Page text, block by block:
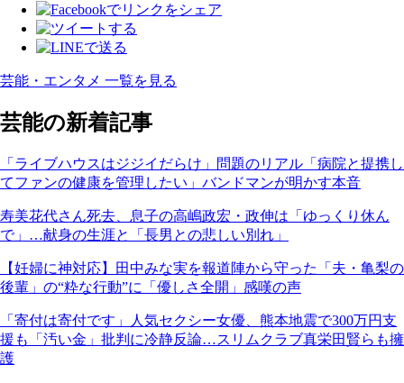
芸能・エンタメ 一覧を見る
芸能の新着記事
「ライブハウスはジジイだらけ」問題のリアル「病院と提携し
てファンの健康を管理したい」バンドマンが明かす本音
寿美花代さん死去、息子の高嶋政宏・政伸は「ゆっくり休ん
で」…献身の生涯と「長男との悲しい別れ」
【妊婦に神対応】田中みな実を報道陣から守った「夫・亀梨の
後輩」の“粋な行動”に「優しさ全開」感嘆の声
「寄付は寄付です」人気セクシー女優、熊本地震で300万円支
援も「汚い金」批判に冷静反論…スリムクラブ真栄田賢らも擁
護